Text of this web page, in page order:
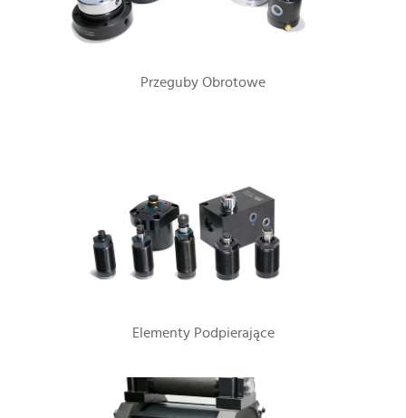
Przeguby Obrotowe
Elementy Podpierające